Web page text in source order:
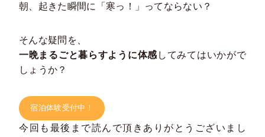
朝、起きた瞬間に「寒っ！」ってならない？
そんな疑問を、
一晩まるごと暮らすように体感 してみてはいかがで
しょうか？
宿泊体験受付中！
今回も最後まで読んで頂きありがとうございまし